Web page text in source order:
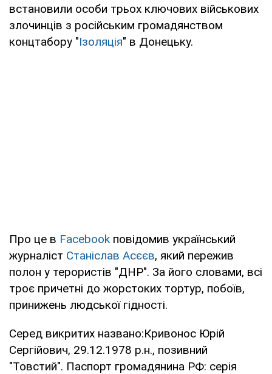
встановили особи трьох ключових військових
злочинців з російським громадянством
концтабору "Ізоляція" в Донецьку.
Про це в Facebook повідомив український
журналіст Станіслав Асєєв, який пережив
полон у терористів "ДНР". За його словами, всі
троє причетні до жорстоких тортур, побоїв,
принижень людської гідності.
Серед викритих названо:Кривонос Юрій
Сергійович, 29.12.1978 р.н., позивний
"Товстий". Паспорт громадянина РФ: серія